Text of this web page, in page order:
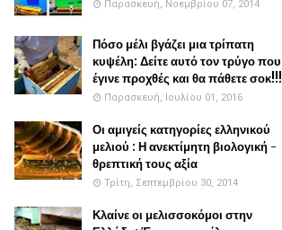
Παρασκευή, Νοεμβρίου 07, 2014
Πόσο μέλι βγάζει μια τρίπατη
κυψέλη: Δείτε αυτό τον τρύγο που
έγινε προχθές και θα πάθετε σοκ!!!
Παρασκευή, Ιουλίου 01, 2016
Οι αμιγείς κατηγορίες ελληνικού
μελιού : Η ανεκτίμητη βιολογική -
θρεπτική τους αξία
Τρίτη, Σεπτεμβρίου 30, 2014
Κλαίνε οι μελισσοκόμοι στην